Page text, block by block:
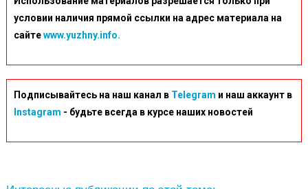
условии наличия прямой ссылки на адрес материала на
сайтеwww.yuzhny.info.
Подписывайтесь на наш канал в Telegram и наш аккаунт в
Instagram - будьте всегда в курсе наших новостей